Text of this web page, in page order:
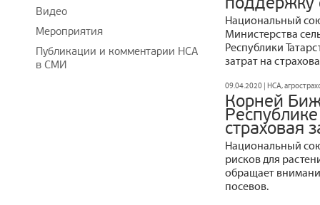
Национальный
Министерства
Республики
затрат на
09.04.2020 | НСА,
Корней
страховая
Национальный
рисков для
обращает
посевов.
Видео
Мероприятия
Публикации и комментарии НСА
в СМИ